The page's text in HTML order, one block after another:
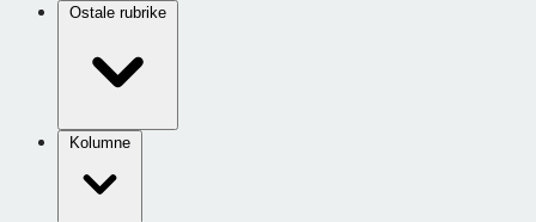
Ostale rubrike
Kolumne